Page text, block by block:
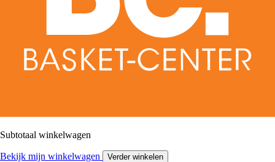
Subtotaal winkelwagen
Bekijk mijn winkelwagen Verder winkelen